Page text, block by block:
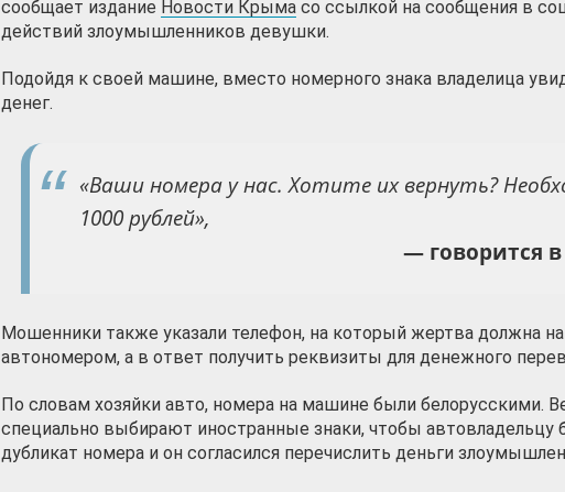
сообщает издание Новости Крыма со ссылкой на сообщения в
действий злоумышленников девушки.
Подойдя к своей машине, вместо номерного знака владелица
денег.
«Ваши номера у нас. Хотите их вернуть?
1000 рублей»,
— говорится
Мошенники также указали телефон, на который жертва должна
автономером, а в ответ получить реквизиты для денежного
По словам хозяйки авто, номера на машине были белорусскими.
специально выбирают иностранные знаки, чтобы автовладельцу
дубликат номера и он согласился перечислить деньги